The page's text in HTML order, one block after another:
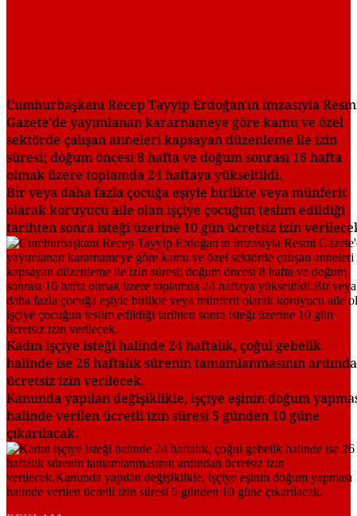
Cumhurbaşkanı Recep Tayyip Erdoğan'ın imzasıyla
Gazete'de yayımlanan kararnameye göre kamu ve özel
sektörde çalışan anneleri kapsayan düzenleme ile izin
süresi; doğum öncesi 8 hafta ve doğum sonrası 16 hafta
olmak üzere toplamda 24 haftaya yükseltildi.
Bir veya daha fazla çocuğa eşiyle birlikte veya münferit
olarak koruyucu aile olan işçiye çocuğun teslim edildiği
tarihten sonra isteği üzerine 10 gün ücretsiz izin
Kadın işçiye isteği halinde 24 haftalık, çoğul gebelik
halinde ise 26 haftalık sürenin tamamlanmasının
ücretsiz izin verilecek.
Kanunda yapılan değişiklikle, işçiye eşinin doğum
halinde verilen ücretli izin süresi 5 günden 10 güne
çıkarılacak.